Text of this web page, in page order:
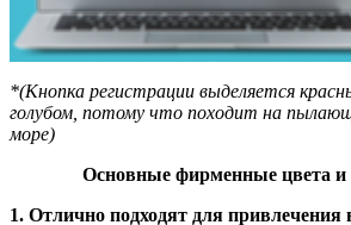
*(Кнопка регистрации выделяется
голубом, потому что походит на
море)
Основные фирменные цвета и
1. Отлично подходят для